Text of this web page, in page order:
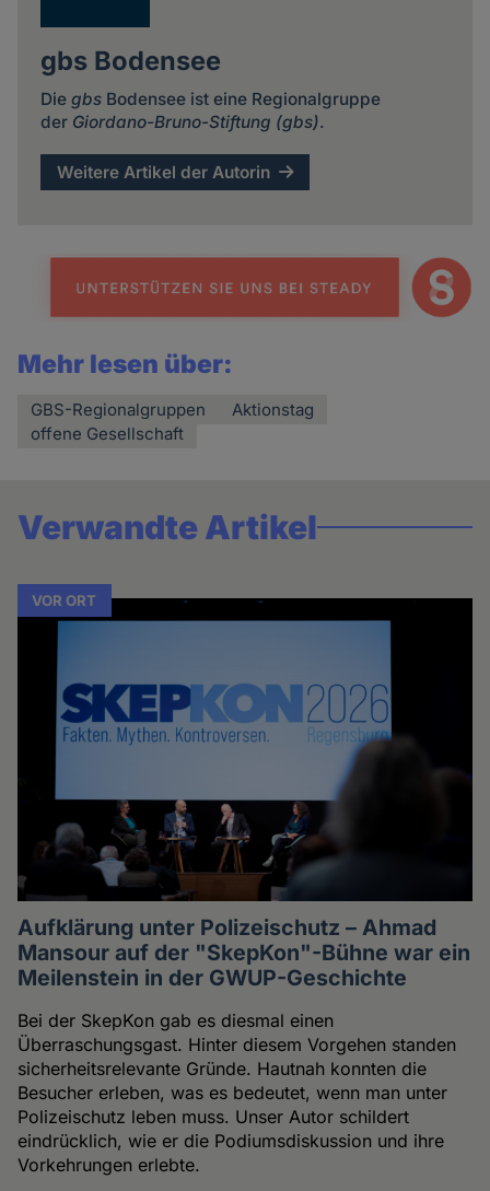
gbs Bodensee
Die gbsBodensee ist eine Regionalgruppe
derGiordano-Bruno-Stiftung (gbs).
Weitere Artikel der Autorin
Mehr lesen über:
GBS-Regionalgruppen
Aktionstag
offene Gesellschaft
Verwandte Artikel
VOR ORT
Aufklärung unter Polizeischutz – Ahmad
Mansour auf der "SkepKon"-Bühne war ein
Meilenstein in der GWUP-Geschichte
Bei der SkepKon gab es diesmal einen
Überraschungsgast. Hinter diesem Vorgehen standen
sicherheitsrelevante Gründe. Hautnah konnten die
Besucher erleben, was es bedeutet, wenn man unter
Polizeischutz leben muss. Unser Autor schildert
eindrücklich, wie er die Podiumsdiskussion und ihre
Vorkehrungen erlebte.